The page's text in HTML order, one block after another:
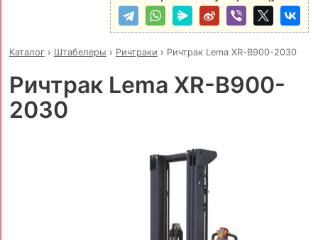
Каталог› Штабелеры › Ричтраки › Ричтрак Lema XR-B900-2030
Ричтрак Lema XR-B900-
2030